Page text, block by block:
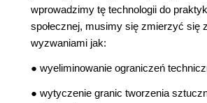
wprowadzimy tę technologii do
społecznej, musimy się zmierzyć się
wyzwaniami jak:
● wyeliminowanie ograniczeń
● wytyczenie granic tworzenia